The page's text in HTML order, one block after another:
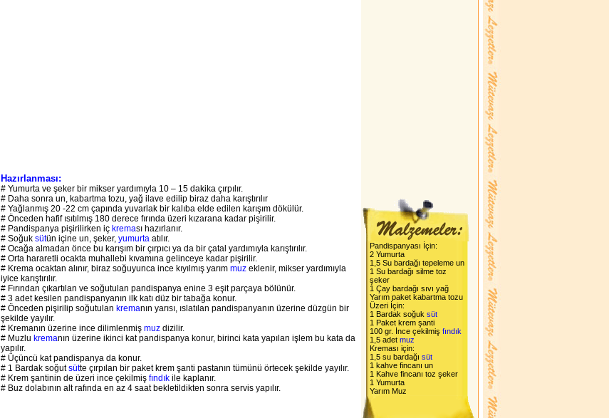
Hazırlanması:
# Yumurta ve şeker bir mikser yardımıyla 10 – 15 dakika çırpılır.
# Daha sonra un, kabartma tozu, yağ ilave edilip biraz daha karıştırılır
# Yağlanmış 20 -22 cm çapında yuvarlak bir kalıba elde edilen karışım dökülür.
# Önceden hafif ısıtılmış 180 derece fırında üzeri kızarana kadar pişirilir.
# Pandispanya pişirilirken iç kreması hazırlanır.
# Soğuk sütün içine un, şeker, yumurta atılır.
# Ocağa almadan önce bu karışım bir çırpıcı ya da bir çatal yardımıyla karıştırılır.
# Orta hararetli ocakta muhallebi kıvamına gelinceye kadar pişirilir.
# Krema ocaktan alınır, biraz soğuyunca ince kıyılmış yarım muz eklenir, mikser yardımıyla
iyice karıştırılır.
# Fırından çıkartılan ve soğutulan pandispanya enine 3 eşit parçaya bölünür.
# 3 adet kesilen pandispanyanın ilk katı düz bir tabağa konur.
# Önceden pişirilip soğutulan kremanın yarısı, ıslatılan pandispanyanın üzerine düzgün bir
şekilde yayılır.
# Kremanın üzerine ince dilimlenmiş muz dizilir.
# Muzlu kremanın üzerine ikinci kat pandispanya konur, birinci kata yapılan işlem bu kata da
yapılır.
# Üçüncü kat pandispanya da konur.
# 1 Bardak soğutsütte çırpılan bir paket krem şanti pastanın tümünü örtecek şekilde yayılır.
# Krem şantinin de üzeri ince çekilmiş fındık ile kaplanır.
# Buz dolabının alt rafında en az 4 saat bekletildikten sonra servis yapılır.
Pandispanyası İçin:
2 Yumurta
1,5 Su bardağı tepeleme un
1 Su bardağı silme toz
şeker
1 Çay bardağı sıvı yağ
Yarım paket kabartma tozu
Üzeri İçin:
1 Bardak soğuk süt
1 Paket krem şanti
100 gr. İnce çekilmiş fındık
1,5 adet muz
Kreması için:
1,5 su bardağı süt
1 kahve fincanı un
1 Kahve fincanı toz şeker
1 Yumurta
Yarım Muz